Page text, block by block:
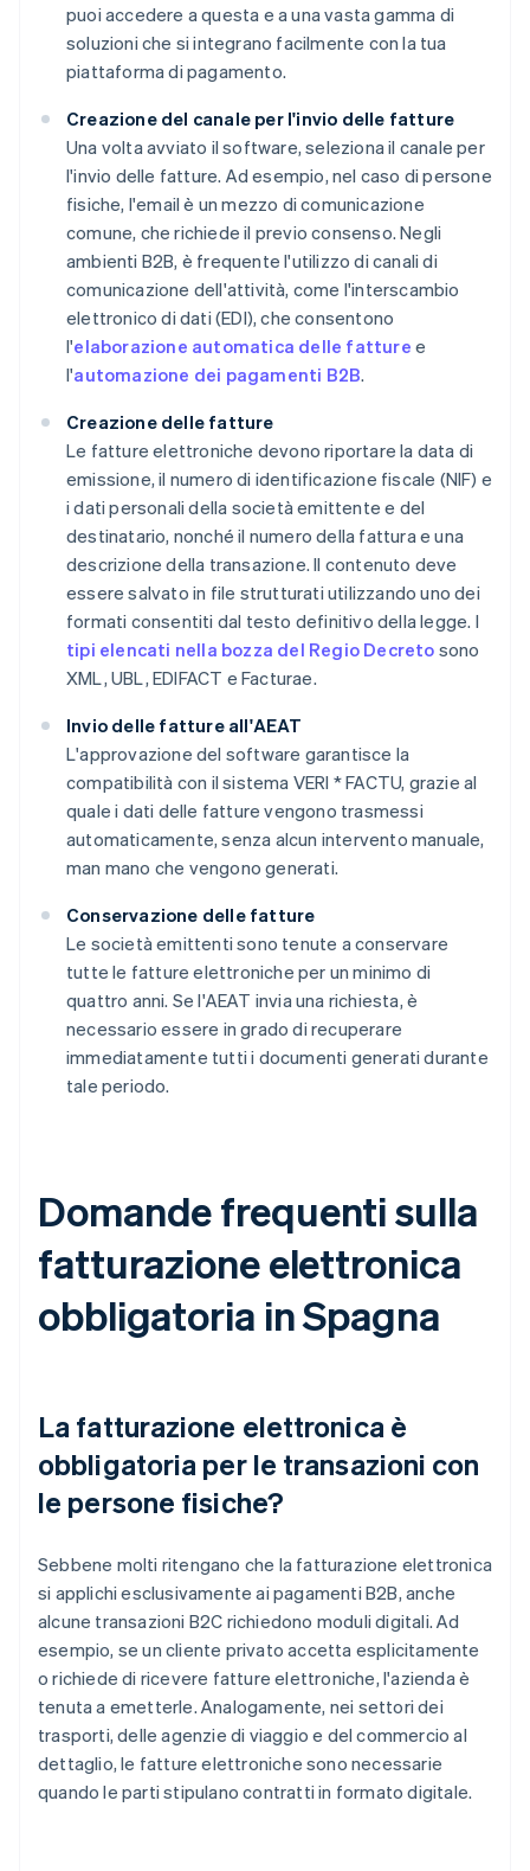
puoi accedere a questa e a una vasta gamma di
soluzioni che si integrano facilmente con la tua
piattaforma di pagamento.
Creazione del canale per l'invio delle fatture
Una volta avviato il software, seleziona il canale per
l'invio delle fatture. Ad esempio, nel caso di persone
fisiche, l'email è un mezzo di comunicazione
comune, che richiede il previo consenso. Negli
ambienti B2B, è frequente l'utilizzo di canali di
comunicazione dell'attività, come l'interscambio
elettronico di dati (EDI), che consentono
l'elaborazione automatica delle fatture e
l'automazione dei pagamenti B2B.
Creazione delle fatture
Le fatture elettroniche devono riportare la data di
emissione, il numero di identificazione fiscale (NIF) e
i dati personali della società emittente e del
destinatario, nonché il numero della fattura e una
descrizione della transazione. Il contenuto deve
essere salvato in file strutturati utilizzando uno dei
formati consentiti dal testo definitivo della legge. I
tipi elencati nella bozza del Regio Decreto sono
XML, UBL, EDIFACT e Facturae.
Invio delle fatture all'AEAT
L'approvazione del software garantisce la
compatibilità con il sistema VERI * FACTU, grazie al
quale i dati delle fatture vengono trasmessi
automaticamente, senza alcun intervento manuale,
man mano che vengono generati.
Conservazione delle fatture
Le società emittenti sono tenute a conservare
tutte le fatture elettroniche per un minimo di
quattro anni. Se l'AEAT invia una richiesta, è
necessario essere in grado di recuperare
immediatamente tutti i documenti generati durante
tale periodo.
Domande frequenti sulla
fatturazione elettronica
obbligatoria in Spagna
La fatturazione elettronica è
obbligatoria per le transazioni con
le persone fisiche?
Sebbene molti ritengano che la fatturazione elettronica
si applichi esclusivamente ai pagamenti B2B, anche
alcune transazioni B2C richiedono moduli digitali. Ad
esempio, se un cliente privato accetta esplicitamente
o richiede di ricevere fatture elettroniche, l'azienda è
tenuta a emetterle. Analogamente, nei settori dei
trasporti, delle agenzie di viaggio e del commercio al
dettaglio, le fatture elettroniche sono necessarie
quando le parti stipulano contratti in formato digitale.